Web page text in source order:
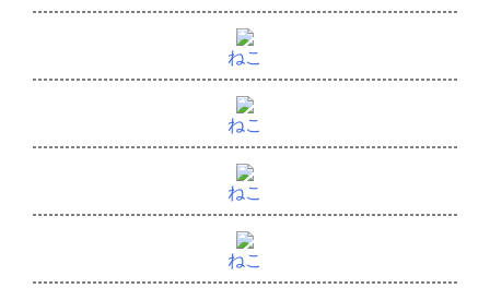
ねこ
ねこ
ねこ
ねこ